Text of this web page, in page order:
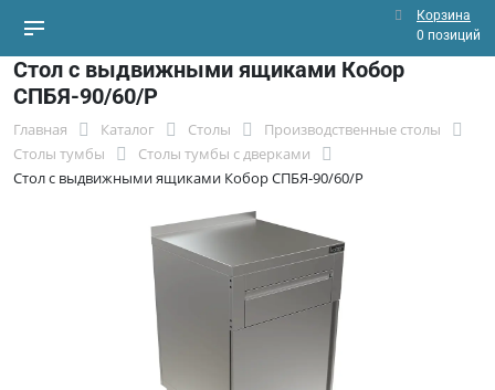
Корзина
0 позиций
Стол с выдвижными ящиками Кобор
СПБЯ-90/60/Р
Главная Каталог Столы
Производственные столы
Столы тумбы
Столы тумбы с дверками
Стол с выдвижными ящиками Кобор СПБЯ-90/60/Р